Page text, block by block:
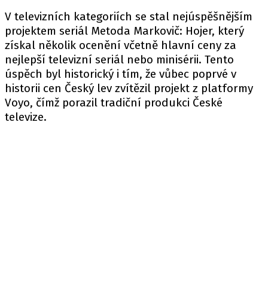
V televizních kategoriích se stal nejúspěšnějším
projektem seriál Metoda Markovič: Hojer, který
získal několik ocenění včetně hlavní ceny za
nejlepší televizní seriál nebo minisérii. Tento
úspěch byl historický i tím, že vůbec poprvé v
historii cen Český lev zvítězil projekt z platformy
Voyo, čímž porazil tradiční produkci České
televize.